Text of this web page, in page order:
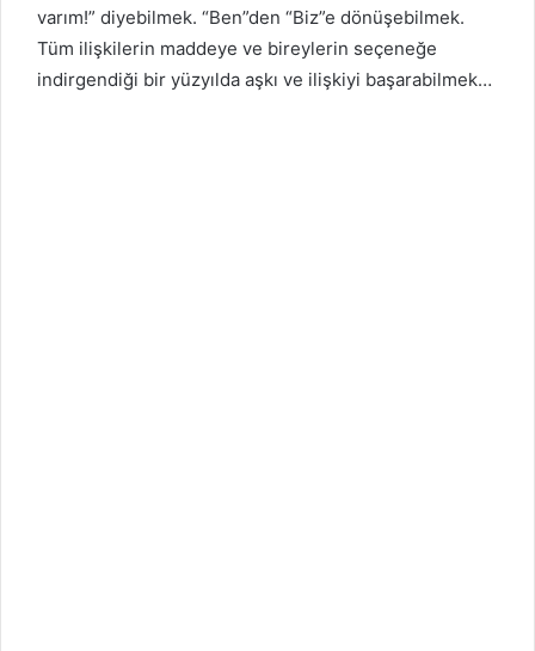
varım!” diyebilmek. “Ben”den “Biz”e dönüşebilmek.
Tüm ilişkilerin maddeye ve bireylerin seçeneğe
indirgendiği bir yüzyılda aşkı ve ilişkiyi başarabilmek…